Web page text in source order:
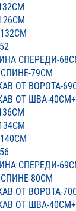
СПЕРЕДИ-
79СМ
ОТ ВОРОТА-
ОТ ШВА-
СПЕРЕДИ-
80СМ
ОТ ВОРОТА-
ОТ ШВА-